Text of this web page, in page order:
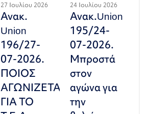
27 Ιουλίου 2026
Ανακ.
Union
196/27-
07-2026.
ΠΟΙΟΣ
ΑΓΩΝΙΖΕΤΑΙ
ΓΙΑ ΤΟ
24 Ιουλίου 2026
Ανακ.Union
195/24-
07-2026.
Μπροστά
στον
αγώνα για
την